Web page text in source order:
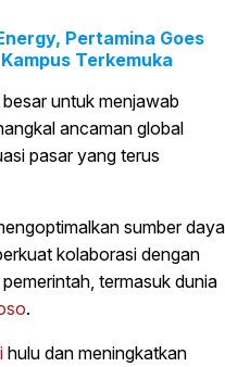
Pertamina Goes
Terkemuka
untuk menjawab
ancaman global
pasar yang terus
sumber daya
kolaborasi dengan
termasuk dunia
.
hulu dan meningkatkan